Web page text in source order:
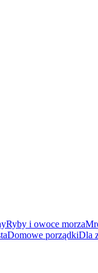
Ryby i owoce morza
Domowe porządkiDla